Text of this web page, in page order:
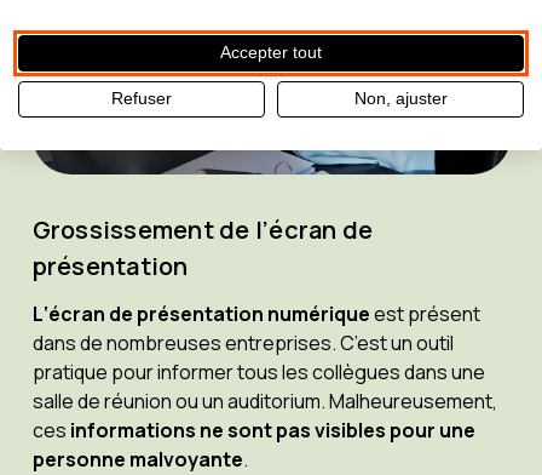
Grossissement de l’écran de
présentation
L‘écran de présentation numériqueest présent
dans de nombreuses entreprises. C’est un outil
pratique pour informer tous les collègues dans une
salle de réunion ou un auditorium. Malheureusement,
ces informations ne sont pas visibles pour une
personne malvoyante.
Accepter tout
Refuser Non, ajuster